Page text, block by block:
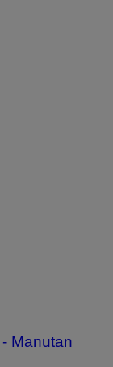
Manutan